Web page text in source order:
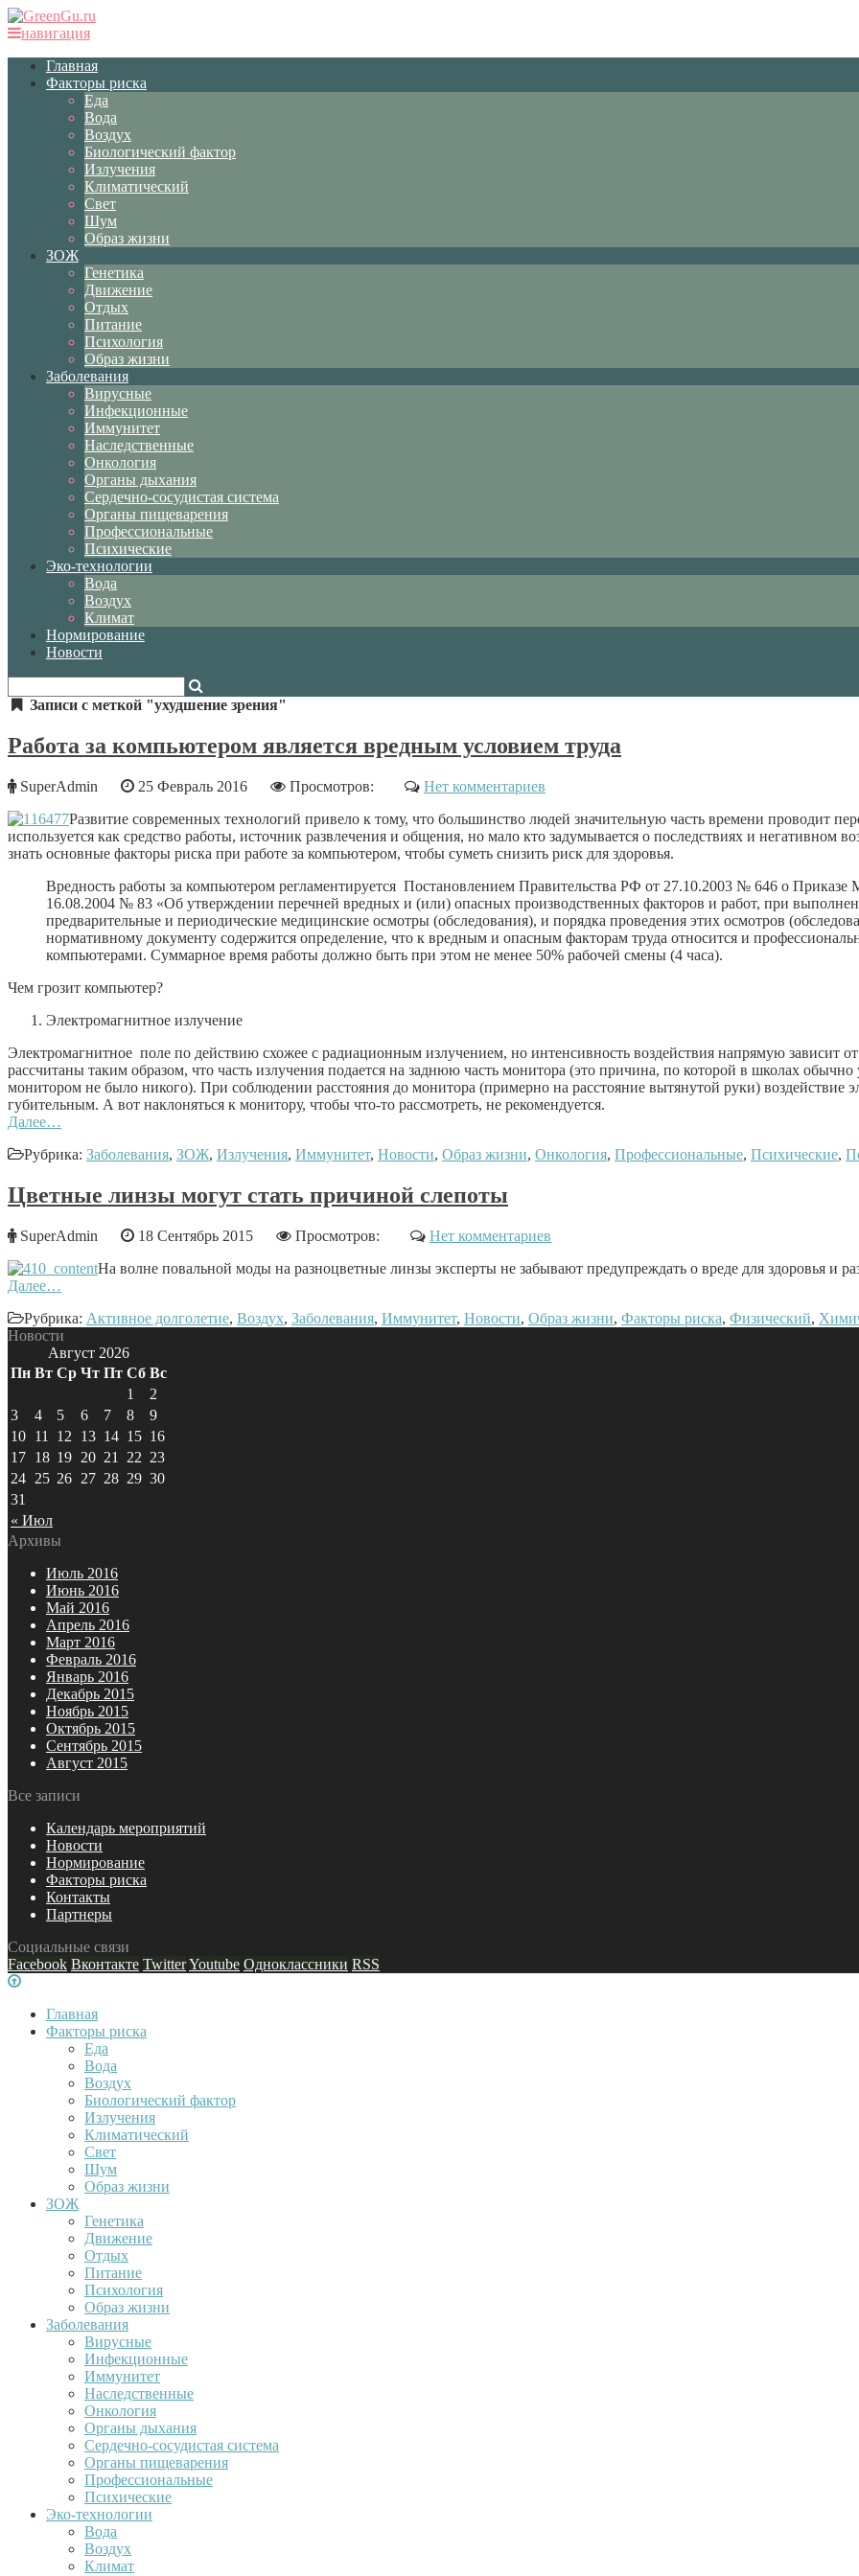
навигация
Главная
Факторы риска
Еда
Вода
Воздух
Биологический фактор
Излучения
Климатический
Свет
Шум
Образ жизни
ЗОЖ
Генетика
Движение
Отдых
Питание
Психология
Образ жизни
Заболевания
Вирусные
Инфекционные
Иммунитет
Наследственные
Онкология
Органы дыхания
Сердечно-сосудистая система
Органы пищеварения
Профессиональные
Психические
Эко-технологии
Вода
Воздух
Климат
Нормирование
Новости
Записи с меткой "ухудшение зрения"
Работа за компьютером является вредным условием труда
SuperAdmin 25 Февраль 2016 Просмотров:
Нет комментариев
Развитие современных технологий привело к тому, что большинство людей значительную часть времени проводит
используется как средство работы, источник развлечения и общения, но мало кто задумывается о последствиях и негативном
знать основные факторы риска при работе за компьютером, чтобы суметь снизить риск для здоровья.
Вредность работы за компьютером регламентируется Постановлением Правительства РФ от 27.10.2003 № 646 о Приказе
16.08.2004 № 83 «Об утверждении перечней вредных и (или) опасных производственных факторов и работ, при
предварительные и периодические медицинские осмотры (обследования), и порядка проведения этих осмотров
нормативному документу содержится определение, что к вредным и опасным факторам труда относится и
компьютерами. Суммарное время работы должно быть при этом не менее 50% рабочей смены (4 часа).
Чем грозит компьютер?
Электромагнитное излучение
Электромагнитное поле по действию схожее с радиационным излучением, но интенсивность воздействия напрямую зависит
рассчитаны таким образом, что часть излучения подается на заднюю часть монитора (это причина, по которой в школах
монитором не было никого). При соблюдении расстояния до монитора (примерно на расстояние вытянутой руки) воздействие
губительным. А вот наклоняться к монитору, чтобы что-то рассмотреть, не рекомендуется.
Далее…
Рубрика: Заболевания, ЗОЖ, Излучения, Иммунитет, Новости, Образ жизни, Онкология, Профессиональные, Психические,
Цветные линзы могут стать причиной слепоты
SuperAdmin 18 Сентябрь 2015 Просмотров:
Нет комментариев
На волне повальной моды на разноцветные линзы эксперты не забывают предупреждать о вреде для здоровья и
Далее…
Рубрика: Активное долголетие, Воздух, Заболевания, Иммунитет, Новости, Образ жизни, Факторы риска, Физический,
Новости
Август 2026
Пн Вт Ср Чт Пт Сб Вс
« Июл
1
2
3
4 5 6 7 8
9
10 11 12 13 14 15 16
17 18 19 20 21 22 23
24 25 26 27 28 29 30
31
Архивы
Июль 2016
Июнь 2016
Май 2016
Апрель 2016
Март 2016
Февраль 2016
Январь 2016
Декабрь 2015
Ноябрь 2015
Октябрь 2015
Сентябрь 2015
Август 2015
Все записи
Календарь мероприятий
Новости
Нормирование
Факторы риска
Контакты
Партнеры
Социальные связи
Facebook Вконтакте TwitterYoutube Одноклассники RSS
Главная
Факторы риска
Еда
Вода
Воздух
Биологический фактор
Излучения
Климатический
Свет
Шум
Образ жизни
ЗОЖ
Генетика
Движение
Отдых
Питание
Психология
Образ жизни
Заболевания
Вирусные
Инфекционные
Иммунитет
Наследственные
Онкология
Органы дыхания
Сердечно-сосудистая система
Органы пищеварения
Профессиональные
Психические
Эко-технологии
Вода
Воздух
Климат